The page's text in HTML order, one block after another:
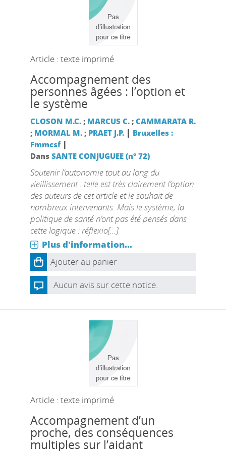
Article : texte imprimé
Accompagnement des
personnes âgées : l’option et
le système
CLOSON M.C.; MARCUS C.; CAMMARATA R.
; MORMAL M.; PRAET J.P. | Bruxelles :
Fmmcsf|
Dans SANTE CONJUGUEE (n° 72)
Soutenir l’autonomie tout au long du
vieillissement : telle est très clairement l’option
des auteurs de cet article et le souhait de
nombreux intervenants. Mais le système, la
politique de santé n’ont pas été pensés dans
cette logique : réflexio[...]
Plus d'information...
Ajouter au panier
Aucun avis sur cette notice.
Article : texte imprimé
Accompagnement d’un
proche, des conséquences
multiples sur l’aidant